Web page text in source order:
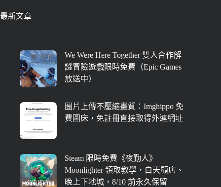
最新文章
We Were Here Together 雙人合作解
謎冒險遊戲限時免費（Epic Games
放送中）
圖片上傳不壓縮畫質：Imghippo 免
費圖床，免註冊直接取得外連網址
Steam 限時免費《夜勤人》
Moonlighter 領取教學，白天顧店、
晚上下地城，8/10 前永久保留